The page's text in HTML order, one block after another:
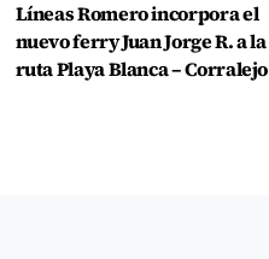
Líneas Romero incorpora el
nuevo ferry Juan Jorge R. a la
ruta Playa Blanca – Corralejo